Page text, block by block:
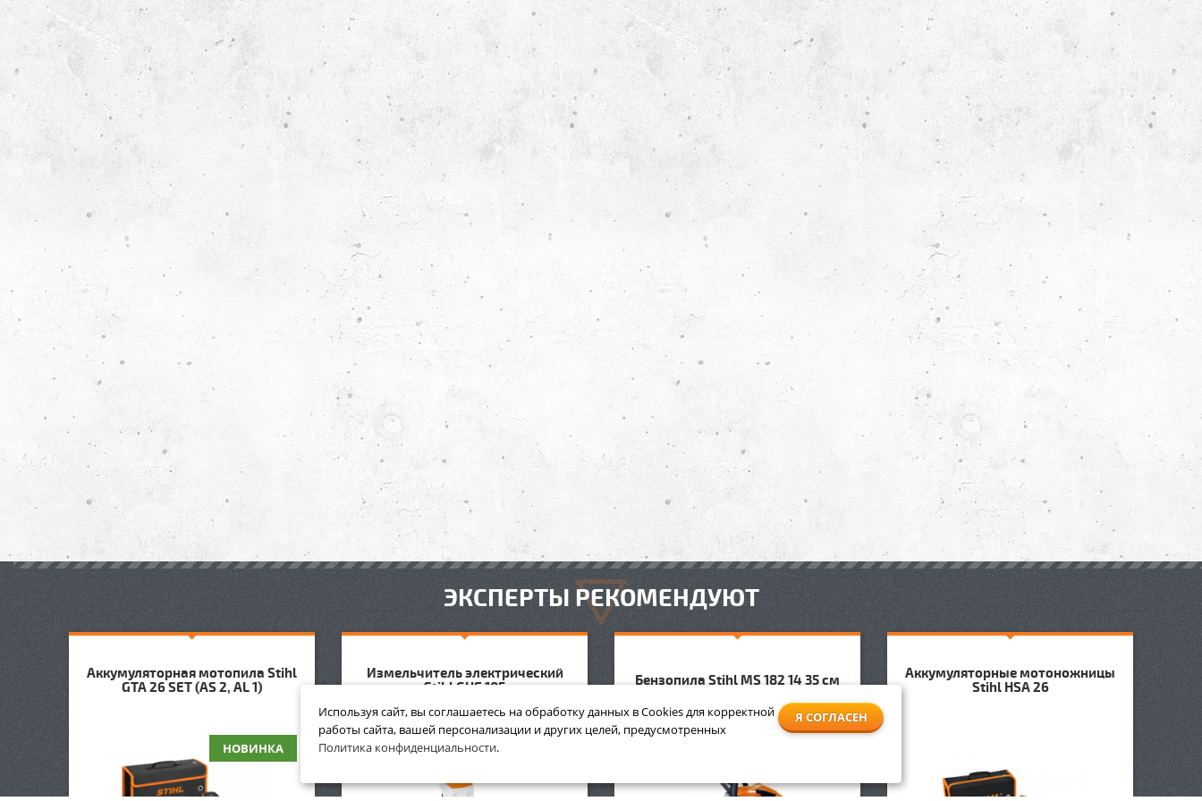
ЭКСПЕРТЫ РЕКОМЕНДУЮТ
Аккумуляторная мотопила Stihl
GTA 26 SET (AS 2, AL 1)
НОВИНКА
Измельчитель электрический
Stihl GHE 105
ЛИКВИДАЦИЯ СКЛАДА
Бензопила Stihl MS 182 14 35 см
Аккумуляторные мотоножницы
Stihl HSA 26
Используя сайт, вы соглашаетесь на обработку данных в Cookies для корректной
работы сайта, вашей персонализации и других целей, предусмотренных
Политика конфиденциальности.
Я СОГЛАСЕН